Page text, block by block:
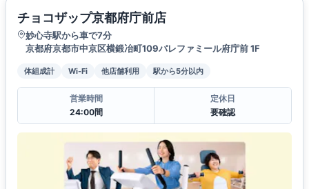
チョコザップ京都府庁前店
妙心寺駅から車で7分
京都府京都市中京区横鍛冶町109パレファミール府庁前 1F
体組成計 Wi-Fi 他店舗利用 駅から5分以内
営業時間
24:00間
定休日
要確認